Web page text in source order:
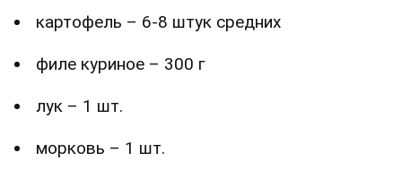
картофель – 6-8 штук средних
филе куриное – 300 г
лук – 1 шт.
морковь – 1 шт.